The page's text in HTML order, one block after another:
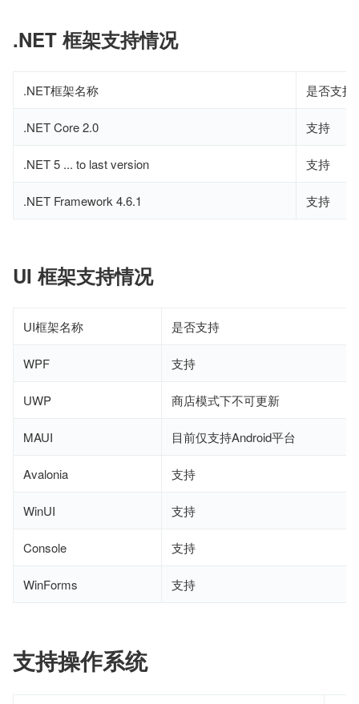
.NET 框架支持情况
.NET框架名称 是否支持
.NET Core 2.0 支持
.NET 5 ... to last version 支持
.NET Framework 4.6.1 支持
UI 框架支持情况
UI框架名称 是否支持
WPF 支持
UWP 商店模式下不可更新
MAUI 目前仅支持Android平台
Avalonia 支持
WinUI 支持
Console 支持
WinForms 支持
支持操作系统